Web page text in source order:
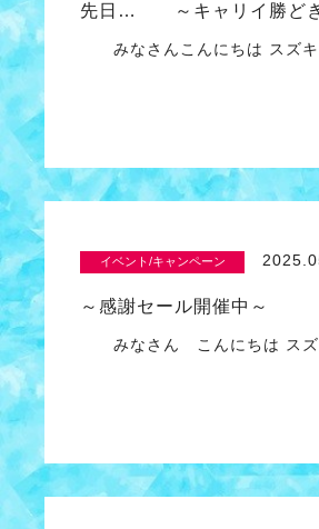
先日… ～キャリイ勝どき
みなさんこんにちは スズ
イベント/キャンペーン
～感謝セール開催中～
みなさん こんにちは ス